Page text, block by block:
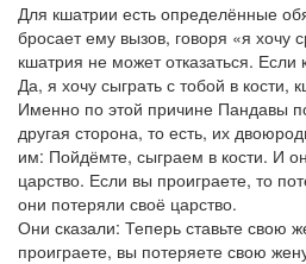
Для кшатрии есть определённые
бросает ему вызов, говоря «я хочу
кшатрия не может отказаться. Если
Да, я хочу сыграть с тобой в кости,
Именно по этой причине Пандавы
другая сторона, то есть, их
им: Пойдёмте, сыграем в кости. И
царство. Если вы проиграете, то
они потеряли своё царство.
Они сказали: Теперь ставьте свою
проиграете, вы потеряете свою